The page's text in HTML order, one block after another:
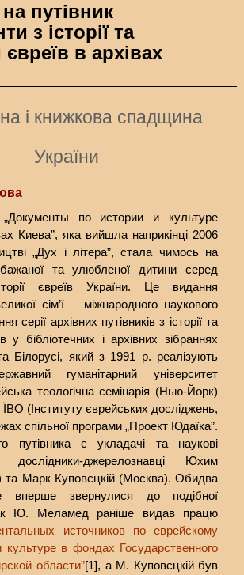
путівник
з історії та
в архівах
і книжкова спадщина
України
„Документы по истории и культуре
Киева”, яка вийшла наприкінці 2006
„Дух і літера”, стала чимось на
та улюбленої дитини серед
євреїв України. Це видання
сім’ї – міжнародного наукового
серії архівних путівників з історії та
у бібліотечних і архівних зібраннях
Білорусі, який з 1991 р. реалізують
гуманітарний університет
теологічна семінарія (Нью-Йорк)
(Інституту єврейських досліджень,
спільної програми „Проект Юдаїка”.
путівника є укладачі та наукові
джерелознавці Юхим
та Марк Куповєцкій (Москва). Обидва
вперше звернулися до подібної
Ю. Меламед раніше видав працю
источников по еврейскому
в фондах Государственного
области”[1], а М. Куповєцкій був